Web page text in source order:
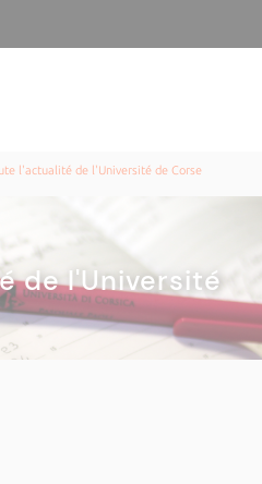
l'actualité de l'Université de Corse
de l'Université